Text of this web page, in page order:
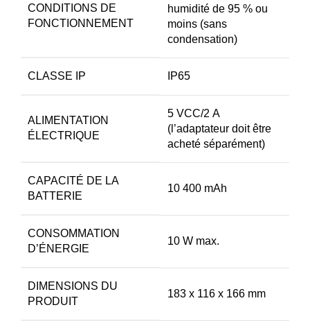
CONDITIONS DE
FONCTIONNEMENT
humidité de 95 % ou
moins (sans
condensation)
CLASSE IP IP65
ALIMENTATION
ÉLECTRIQUE
5 VCC/2 A
(l’adaptateur doit être
acheté séparément)
CAPACITÉ DE LA
BATTERIE
10 400 mAh
CONSOMMATION
D’ÉNERGIE
10 W max.
DIMENSIONS DU
PRODUIT
183 x 116 x 166 mm